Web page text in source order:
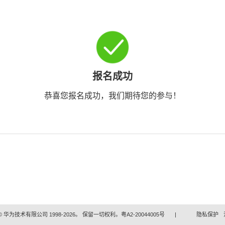
报名成功
恭喜您报名成功，我们期待您的参与！
华为技术有限公司 1998-2026。 保留一切权利。粤A2-20044005号 | 隐私保护